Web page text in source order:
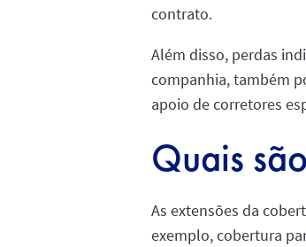
contrato.
Além disso, perdas
companhia, também
apoio de corretores
Quais
As extensões da
exemplo, cobertura